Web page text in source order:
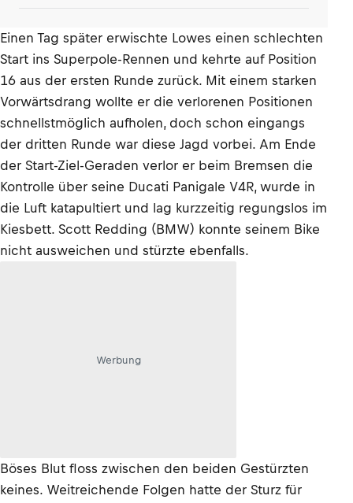
Einen Tag später erwischte Lowes einen schlechten
Start ins Superpole-Rennen und kehrte auf Position
16 aus der ersten Runde zurück. Mit einem starken
Vorwärtsdrang wollte er die verlorenen Positionen
schnellstmöglich aufholen, doch schon eingangs
der dritten Runde war diese Jagd vorbei. Am Ende
der Start-Ziel-Geraden verlor er beim Bremsen die
Kontrolle über seine Ducati Panigale V4R, wurde in
die Luft katapultiert und lag kurzzeitig regungslos im
Kiesbett. Scott Redding (BMW) konnte seinem Bike
nicht ausweichen und stürzte ebenfalls.
Werbung
Böses Blut floss zwischen den beiden Gestürzten
keines. Weitreichende Folgen hatte der Sturz für